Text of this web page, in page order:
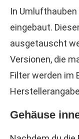
In
eingebaut.
ausgetauscht
Versionen, die
Filter werden im
Gehäuse